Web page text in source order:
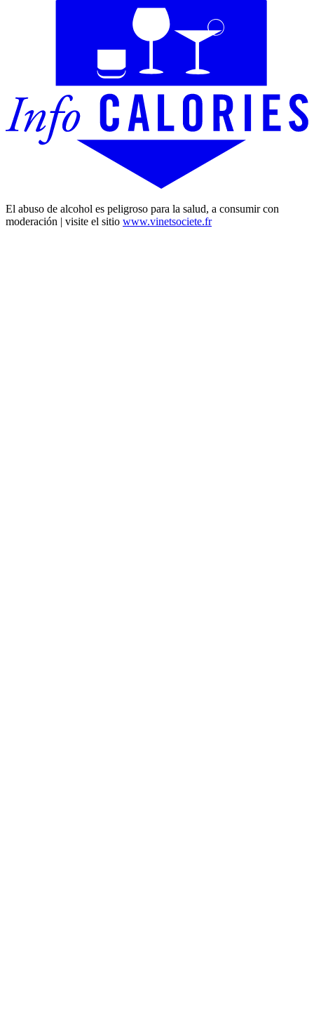
El abuso de alcohol es peligroso para la salud, a consumir con
moderación | visite el sitio www.vinetsociete.fr